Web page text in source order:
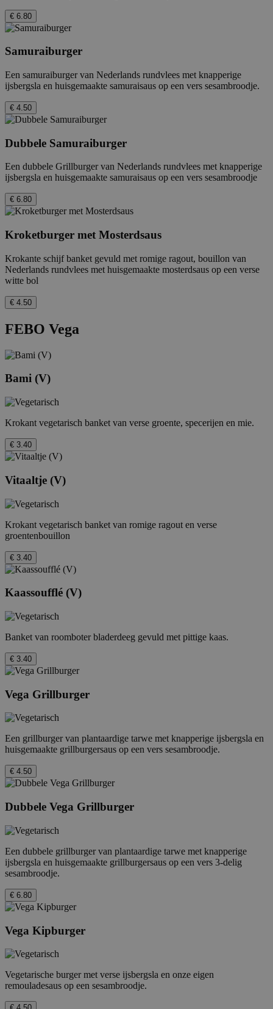
€ 6.80
Samuraiburger
Een samuraiburger van Nederlands rundvlees met knapperige
ijsbergsla en huisgemaakte samuraisaus op een vers sesambroodje.
€ 4.50
Dubbele Samuraiburger
Een dubbele Grillburger van Nederlands rundvlees met knapperige
ijsbergsla en huisgemaakte samuraisaus op een vers sesambroodje
€ 6.80
Kroketburger met Mosterdsaus
Krokante schijf banket gevuld met romige ragout, bouillon van
Nederlands rundvlees met huisgemaakte mosterdsaus op een verse
witte bol
€ 4.50
FEBO Vega
Bami (V)
Krokant vegetarisch banket van verse groente, specerijen en mie.
€ 3.40
Vitaaltje (V)
Krokant vegetarisch banket van romige ragout en verse
groentenbouillon
€ 3.40
Kaassoufflé (V)
Banket van roomboter bladerdeeg gevuld met pittige kaas.
€ 3.40
Vega Grillburger
Een grillburger van plantaardige tarwe met knapperige ijsbergsla en
huisgemaakte grillburgersaus op een vers sesambroodje.
€ 4.50
Dubbele Vega Grillburger
Een dubbele grillburger van plantaardige tarwe met knapperige
ijsbergsla en huisgemaakte grillburgersaus op een vers 3-delig
sesambroodje.
€ 6.80
Vega Kipburger
Vegetarische burger met verse ijsbergsla en onze eigen
remouladesaus op een sesambroodje.